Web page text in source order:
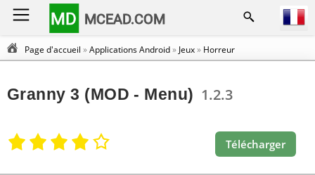
MD MCEAD.COM
Page d'accueil »Applications Android» Jeux» Horreur
Granny 3 (MOD - Menu) 1.2.3
Télécharger